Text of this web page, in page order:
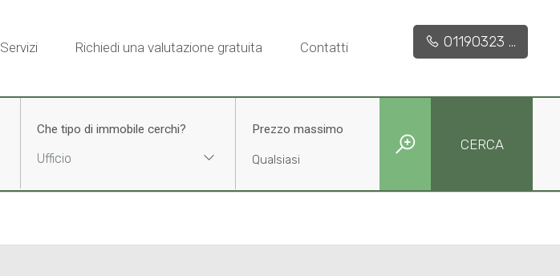
Servizi Richiedi una valutazione gratuita Contatti 01190323 ...
Che tipo di immobile cerchi?
Ufficio
Prezzo massimo
CERCA